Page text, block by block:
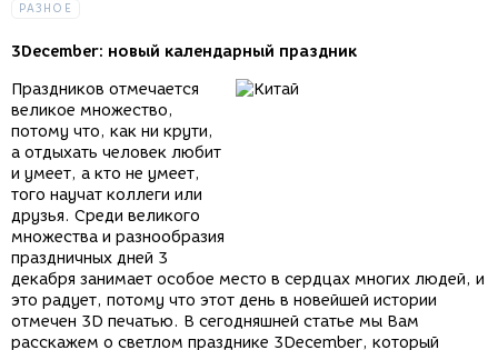
РАЗНОЕ
3December: новый календарный праздник
Праздников отмечается
великое множество,
потому что, как ни крути,
а отдыхать человек любит
и умеет, а кто не умеет,
того научат коллеги или
друзья. Среди великого
множества и разнообразия
праздничных дней 3
декабря занимает особое место в сердцах многих людей, и
это радует, потому что этот день в новейшей истории
отмечен 3D печатью. В сегодняшней статье мы Вам
расскажем о светлом празднике 3December, который